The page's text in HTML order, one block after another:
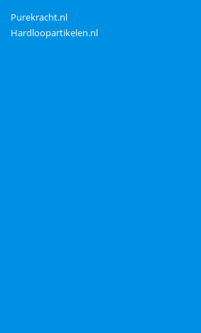
Purekracht.nl
Hardloopartikelen.nl